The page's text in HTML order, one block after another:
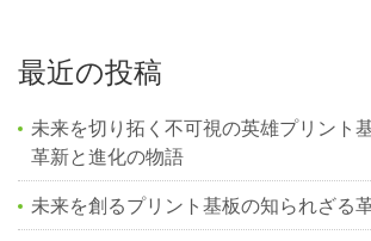
最近の投稿
未来を切り拓く不可視の英雄プリント
革新と進化の物語
未来を創るプリント基板の知られざる